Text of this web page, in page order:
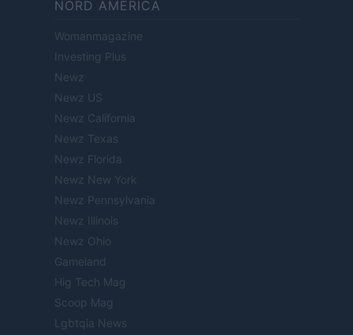
NORD AMERICA
Womanmagazine
Investing Plus
Newz
Newz US
Newz California
Newz Texas
Newz Florida
Newz New York
Newz Pennsylvania
Newz Illinois
Newz Ohio
Gameland
Hig Tech Mag
Scoop Mag
Lgbtqia News